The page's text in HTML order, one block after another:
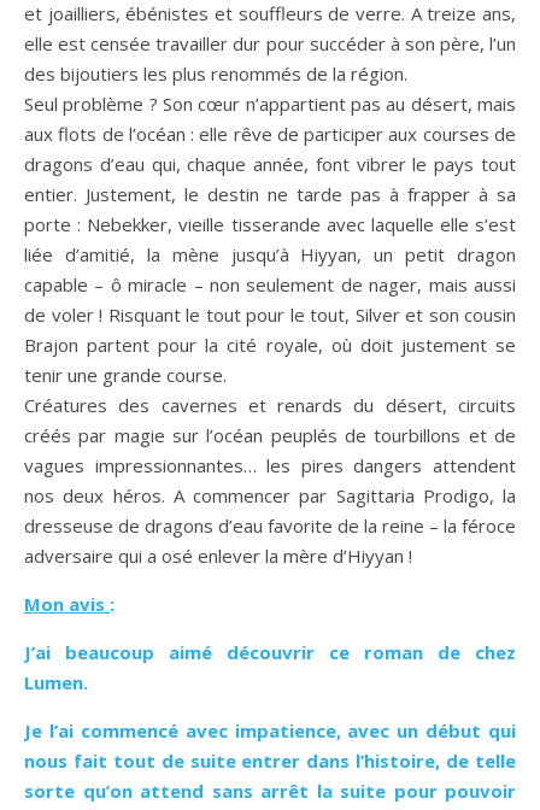
et joailliers, ébénistes et souffleurs de verre. A treize ans,
elle est censée travailler dur pour succéder à son père, l’un
des bijoutiers les plus renommés de la région.
Seul problème ? Son cœur n’appartient pas au désert, mais
aux flots de l’océan : elle rêve de participer aux courses de
dragons d’eau qui, chaque année, font vibrer le pays tout
entier. Justement, le destin ne tarde pas à frapper à sa
porte : Nebekker, vieille tisserande avec laquelle elle s’est
liée d’amitié, la mène jusqu’à Hiyyan, un petit dragon
capable – ô miracle – non seulement de nager, mais aussi
de voler ! Risquant le tout pour le tout, Silver et son cousin
Brajon partent pour la cité royale, où doit justement se
tenir une grande course.
Créatures des cavernes et renards du désert, circuits
créés par magie sur l’océan peuplés de tourbillons et de
vagues impressionnantes… les pires dangers attendent
nos deux héros. A commencer par Sagittaria Prodigo, la
dresseuse de dragons d’eau favorite de la reine – la féroce
adversaire qui a osé enlever la mère d’Hiyyan !
Mon avis :
J’ai beaucoup aimé découvrir ce roman de chez
Lumen.
Je l’ai commencé avec impatience, avec un début qui
nous fait tout de suite entrer dans l’histoire, de telle
sorte qu’on attend sans arrêt la suite pour pouvoir